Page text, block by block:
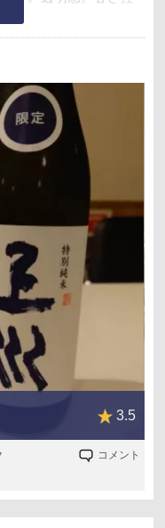
や香りに反したテイ
クリームチーズと子
をせず流してくれ
3.5
コメント